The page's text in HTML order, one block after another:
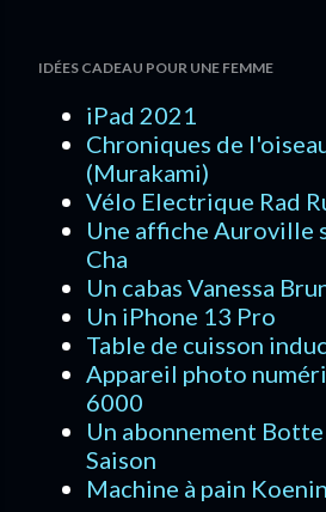
IDÉES CADEAU POUR UNE FEMME
iPad 2021
Chroniques de
(Murakami)
Vélo Electrique Rad
Une affiche Auroville
Cha
Un cabas Vanessa
Un iPhone 13 Pro
Table de cuisson
Appareil photo
6000
Un abonnement
Saison
Machine à pain